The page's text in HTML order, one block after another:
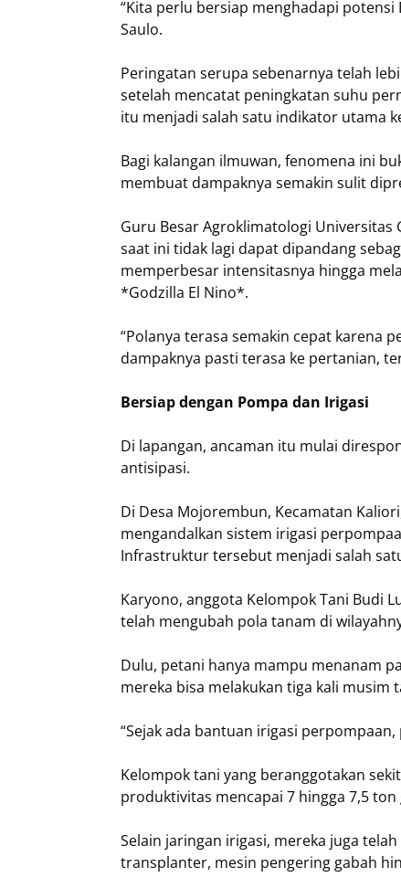
“Kita perlu bersiap menghadapi potensi
Saulo.
Peringatan serupa sebenarnya telah
setelah mencatat peningkatan suhu
itu menjadi salah satu indikator utama
Bagi kalangan ilmuwan, fenomena ini
membuat dampaknya semakin sulit
Guru Besar Agroklimatologi Universitas
saat ini tidak lagi dapat dipandang
memperbesar intensitasnya hingga
*Godzilla El Nino*.
“Polanya terasa semakin cepat karena
dampaknya pasti terasa ke pertanian,
Bersiap dengan Pompa dan Irigasi
Di lapangan, ancaman itu mulai
antisipasi.
Di Desa Mojorembun, Kecamatan
mengandalkan sistem irigasi
Infrastruktur tersebut menjadi salah
Karyono, anggota Kelompok Tani Budi
telah mengubah pola tanam di
Dulu, petani hanya mampu menanam
mereka bisa melakukan tiga kali musim
“Sejak ada bantuan irigasi
Kelompok tani yang beranggotakan
produktivitas mencapai 7 hingga 7,5
Selain jaringan irigasi, mereka juga
transplanter, mesin pengering gabah